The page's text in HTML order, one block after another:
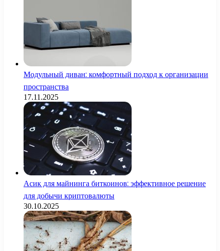
Модульный диван: комфортный подход к организации
пространства
17.11.2025
Асик для майнинга биткоинов: эффективное решение
для добычи криптовалюты
30.10.2025